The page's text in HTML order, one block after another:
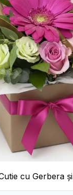
cu Gerbera și